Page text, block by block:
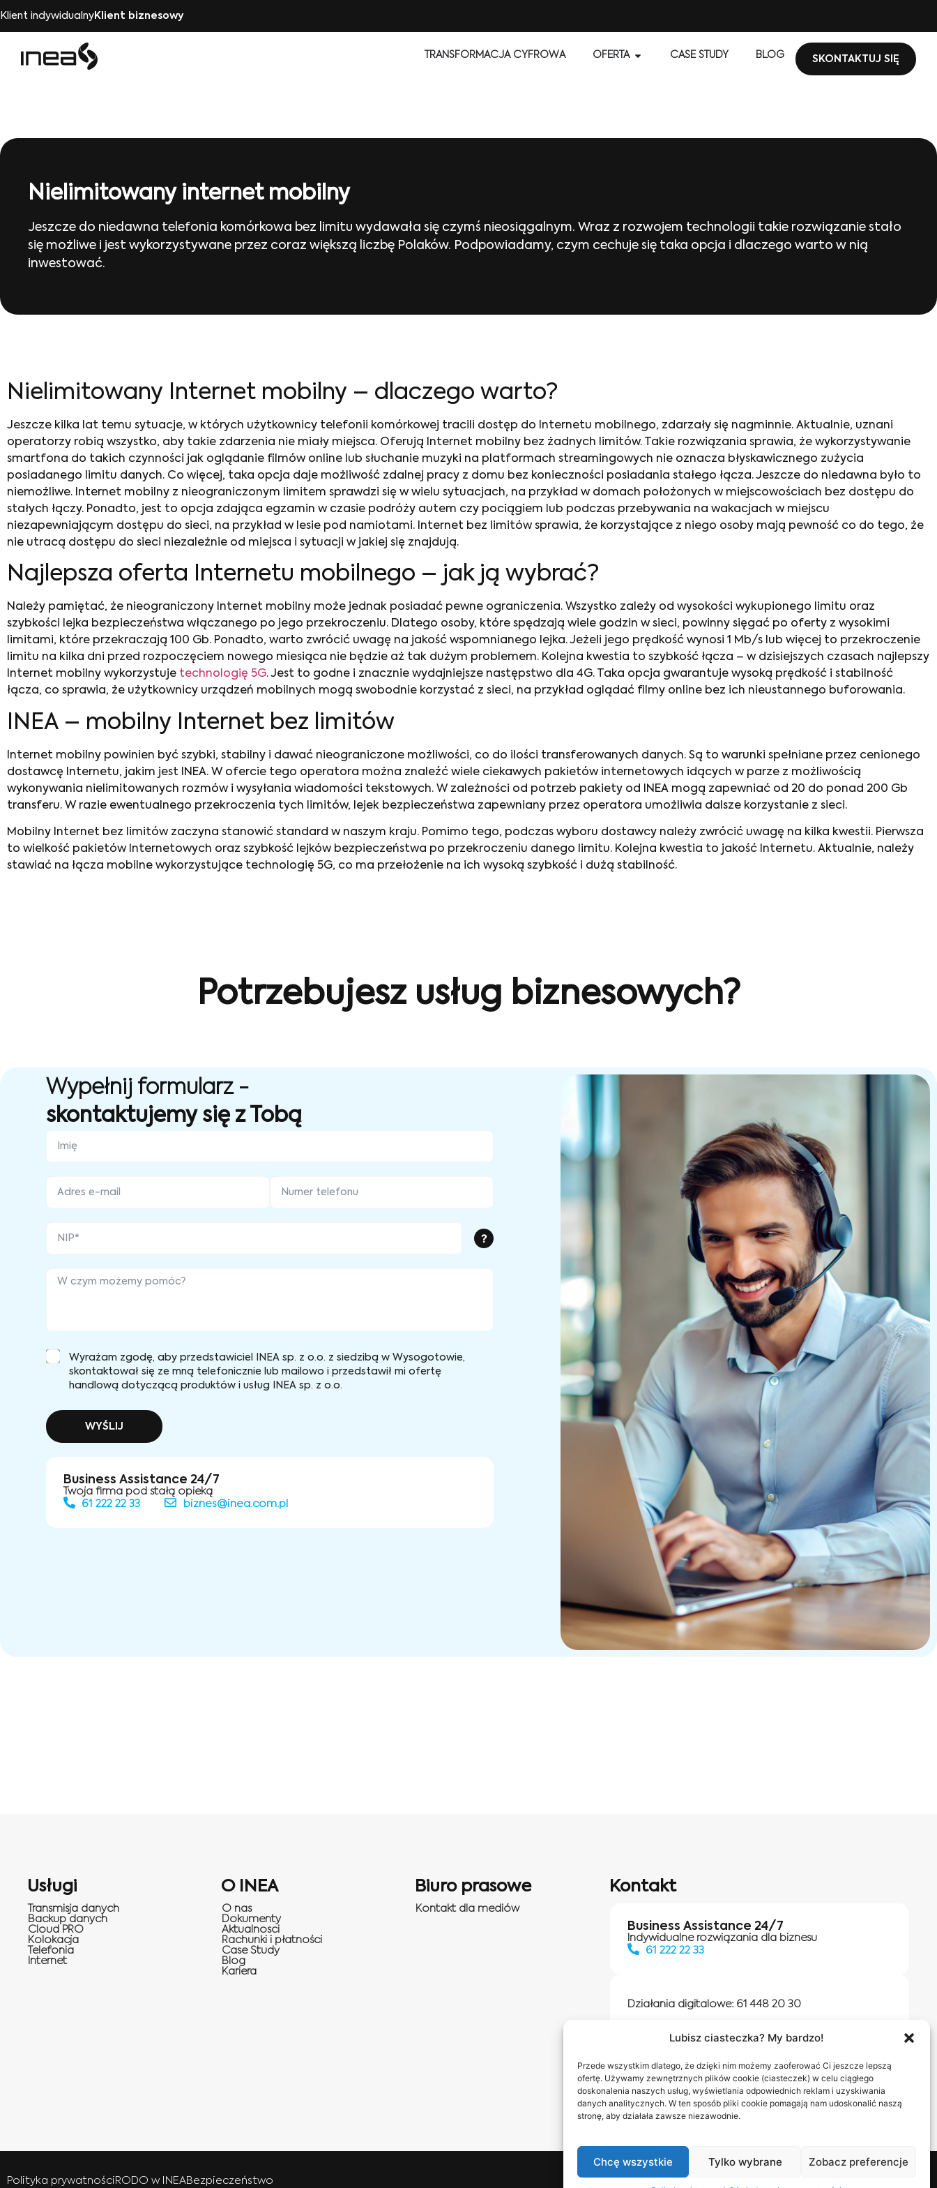
Lubisz ciasteczka? My bardzo!
Przede wszystkim dlatego, że dzięki nim możemy zaoferować Ci jeszcze lepszą
ofertę. Używamy zewnętrznych plików cookie (ciasteczek) w celu ciągłego
doskonalenia naszych usług, wyświetlania odpowiednich reklam i uzyskiwania
danych analitycznych. W ten sposób pliki cookie pomagają nam udoskonalić naszą
stronę, aby działała zawsze niezawodnie.
Chcę wszystkie Tylko wybrane Zobacz preferencje
Klient indywidualnyKlient biznesowy
TRANSFORMACJA CYFROWA OFERTA CASE STUDY BLOG SKONTAKTUJ SIĘ
Nielimitowany internet mobilny
Jeszcze do niedawna telefonia komórkowa bez limitu wydawała się czymś nieosiągalnym. Wraz z rozwojem technologii takie rozwiązanie stało
się możliwe i jest wykorzystywane przez coraz większą liczbę Polaków. Podpowiadamy, czym cechuje się taka opcja i dlaczego warto w nią
inwestować.
Nielimitowany Internet mobilny – dlaczego warto?
Jeszcze kilka lat temu sytuacje, w których użytkownicy telefonii komórkowej tracili dostęp do Internetu mobilnego, zdarzały się nagminnie. Aktualnie, uznani
operatorzy robią wszystko, aby takie zdarzenia nie miały miejsca. Oferują Internet mobilny bez żadnych limitów. Takie rozwiązania sprawia, że wykorzystywanie
smartfona do takich czynności jak oglądanie filmów online lub słuchanie muzyki na platformach streamingowych nie oznacza błyskawicznego zużycia
posiadanego limitu danych. Co więcej, taka opcja daje możliwość zdalnej pracy z domu bez konieczności posiadania stałego łącza. Jeszcze do niedawna było to
niemożliwe. Internet mobilny z nieograniczonym limitem sprawdzi się w wielu sytuacjach, na przykład w domach położonych w miejscowościach bez dostępu do
stałych łączy. Ponadto, jest to opcja zdająca egzamin w czasie podróży autem czy pociągiem lub podczas przebywania na wakacjach w miejscu
niezapewniającym dostępu do sieci, na przykład w lesie pod namiotami. Internet bez limitów sprawia, że korzystające z niego osoby mają pewność co do tego, że
nie utracą dostępu do sieci niezależnie od miejsca i sytuacji w jakiej się znajdują.
Najlepsza oferta Internetu mobilnego – jak ją wybrać?
Należy pamiętać, że nieograniczony Internet mobilny może jednak posiadać pewne ograniczenia. Wszystko zależy od wysokości wykupionego limitu oraz
szybkości lejka bezpieczeństwa włączanego po jego przekroczeniu. Dlatego osoby, które spędzają wiele godzin w sieci, powinny sięgać po oferty z wysokimi
limitami, które przekraczają 100 Gb. Ponadto, warto zwrócić uwagę na jakość wspomnianego lejka. Jeżeli jego prędkość wynosi 1 Mb/s lub więcej to przekroczenie
limitu na kilka dni przed rozpoczęciem nowego miesiąca nie będzie aż tak dużym problemem. Kolejna kwestia to szybkość łącza – w dzisiejszych czasach najlepszy
Internet mobilny wykorzystuje technologię 5G. Jest to godne i znacznie wydajniejsze następstwo dla 4G. Taka opcja gwarantuje wysoką prędkość i stabilność
łącza, co sprawia, że użytkownicy urządzeń mobilnych mogą swobodnie korzystać z sieci, na przykład oglądać filmy online bez ich nieustannego buforowania.
INEA – mobilny Internet bez limitów
Internet mobilny powinien być szybki, stabilny i dawać nieograniczone możliwości, co do ilości transferowanych danych. Są to warunki spełniane przez cenionego
dostawcę Internetu, jakim jest INEA. W ofercie tego operatora można znaleźć wiele ciekawych pakietów internetowych idących w parze z możliwością
wykonywania nielimitowanych rozmów i wysyłania wiadomości tekstowych. W zależności od potrzeb pakiety od INEA mogą zapewniać od 20 do ponad 200 Gb
transferu. W razie ewentualnego przekroczenia tych limitów, lejek bezpieczeństwa zapewniany przez operatora umożliwia dalsze korzystanie z sieci.
Mobilny Internet bez limitów zaczyna stanowić standard w naszym kraju. Pomimo tego, podczas wyboru dostawcy należy zwrócić uwagę na kilka kwestii. Pierwsza
to wielkość pakietów Internetowych oraz szybkość lejków bezpieczeństwa po przekroczeniu danego limitu. Kolejna kwestia to jakość Internetu. Aktualnie, należy
stawiać na łącza mobilne wykorzystujące technologię 5G, co ma przełożenie na ich wysoką szybkość i dużą stabilność.
Potrzebujesz usług biznesowych?
Wypełnij formularz -
skontaktujemy się z Tobą
?
Wyrażam zgodę, aby przedstawiciel INEA sp. z o.o. z siedzibą w Wysogotowie,
skontaktował się ze mną telefonicznie lub mailowo i przedstawił mi ofertę
handlową dotyczącą produktów i usług INEA sp. z o.o.
WYŚLIJ
Business Assistance 24/7
Twoja firma pod stałą opieką
61 222 22 33
biznes@inea.com.pl
Usługi
Transmisja danych
Backup danych
Cloud PRO
Kolokacja
Telefonia
Internet
O INEA
O nas
Dokumenty
Aktualnosci
Rachunki i płatności
Case Study
Blog
Kariera
Biuro prasowe
Kontakt dla mediów
Kontakt
Business Assistance 24/7
Indywidualne rozwiązania dla biznesu
61 222 22 33
Działania digitalowe: 61 448 20 30
Salony INEA Napisz do nas
Polityka prywatności RODO w INEA Bezpieczeństwo Obserwuj nas